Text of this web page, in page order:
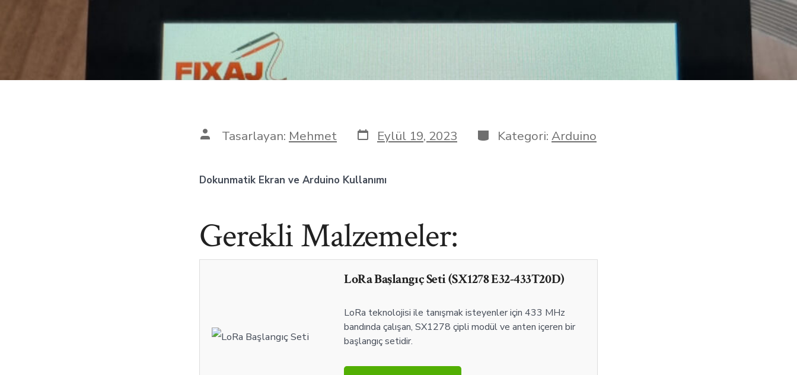
Tasarlayan: Mehmet Eylül 19, 2023 Kategori: Arduino
Dokunmatik Ekran ve Arduino Kullanımı
Gerekli Malzemeler:
LoRa Başlangıç Seti (SX1278 E32-433T20D)
LoRa teknolojisi ile tanışmak isteyenler için 433 MHz
bandında çalışan, SX1278 çipli modül ve anten içeren bir
başlangıç setidir.